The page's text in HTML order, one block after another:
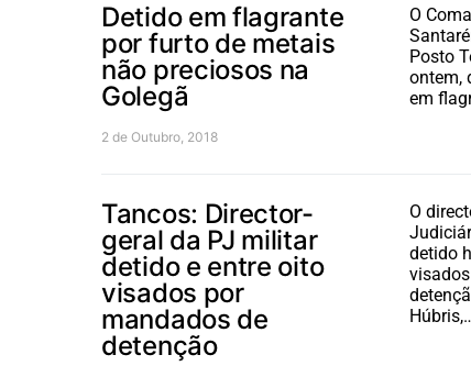
Detido em flagrante
por furto de metais
não preciosos na
Golegã
O
Posto
ontem,
em
2 de Outubro, 2018
Tancos: Director-
geral da PJ militar
detido e entre oito
visados por
mandados de
detenção
O
detido